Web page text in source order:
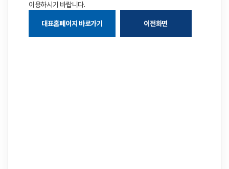
이용하시기 바랍니다.
대표홈페이지 바로가기 이전화면